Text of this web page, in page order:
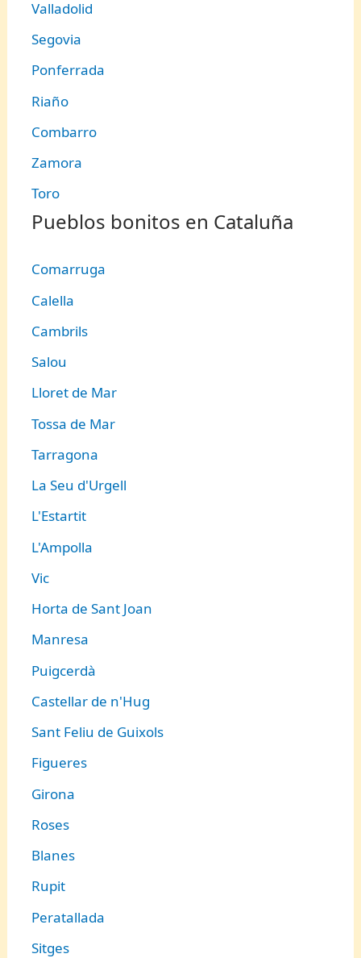
Valladolid
Segovia
Ponferrada
Riaño
Combarro
Zamora
Toro
Pueblos bonitos en Cataluña
Comarruga
Calella
Cambrils
Salou
Lloret de Mar
Tossa de Mar
Tarragona
La Seu d'Urgell
L'Estartit
L'Ampolla
Vic
Horta de Sant Joan
Manresa
Puigcerdà
Castellar de n'Hug
Sant Feliu de Guixols
Figueres
Girona
Roses
Blanes
Rupit
Peratallada
Sitges